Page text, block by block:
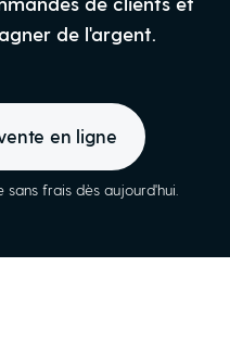
de l'argent.
en ligne
frais dès aujourd'hui.